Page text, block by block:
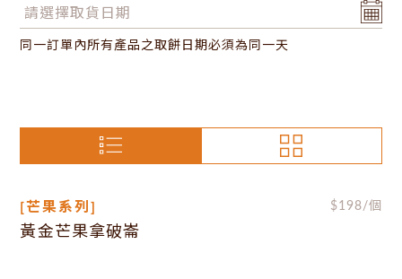
同一訂單內所有產品之取餅日期必須為同一天
[芒果系列] $198/個
黃金芒果拿破崙